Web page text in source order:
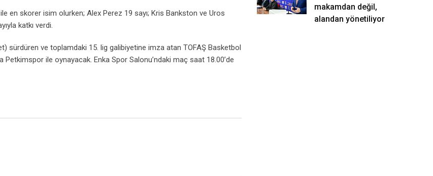
en skorer isim olurken; Alex Perez 19 sayı; Kris Bankston ve Uros
katkı verdi.
sürdüren ve toplamdaki 15. lig galibiyetine imza atan TOFAŞ Basketbol
Petkimspor ile oynayacak. Enka Spor Salonu’ndaki maç saat 18.00’de
makamdan değil,
alandan yönetiliyor